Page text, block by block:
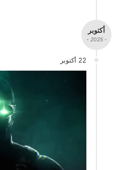
أكتوبر
- 2025 -
22 أكتوبر